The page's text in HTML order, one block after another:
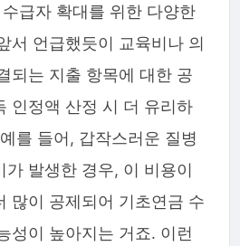
급자 확대를 위한 다양한
서 언급했듯이 교육비나 의
되는 지출 항목에 대한 공
인정액 산정 시 더 유리하
를 들어, 갑작스러운 질병
가 발생한 경우, 이 비용이
많이 공제되어 기초연금 수
성이 높아지는 거죠. 이런